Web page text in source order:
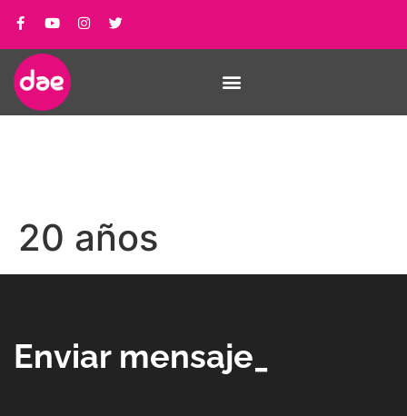
20 años
Enviar mensaje_